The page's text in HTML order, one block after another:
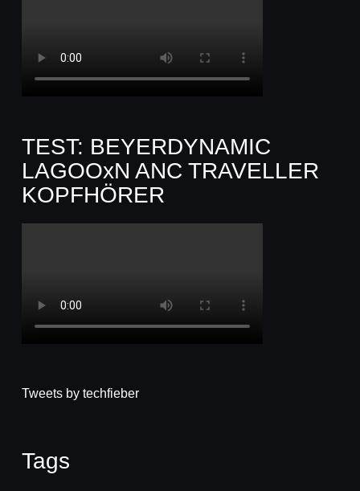
TEST: BEYERDYNAMIC
LAGOOxN ANC TRAVELLER
KOPFHÖRER
Tweets by techfieber
Tags